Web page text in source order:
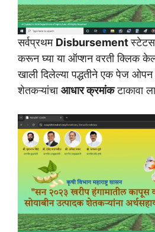
सर्वप्रथम Disbursementस्टेटस
करून घ्या या ऑप्शन वरती क्लिक
खाली दिलेल्या पद्धतीने एक पेज ओपन
शेतकऱ्यांचाआधार क्रमांकटाकावा